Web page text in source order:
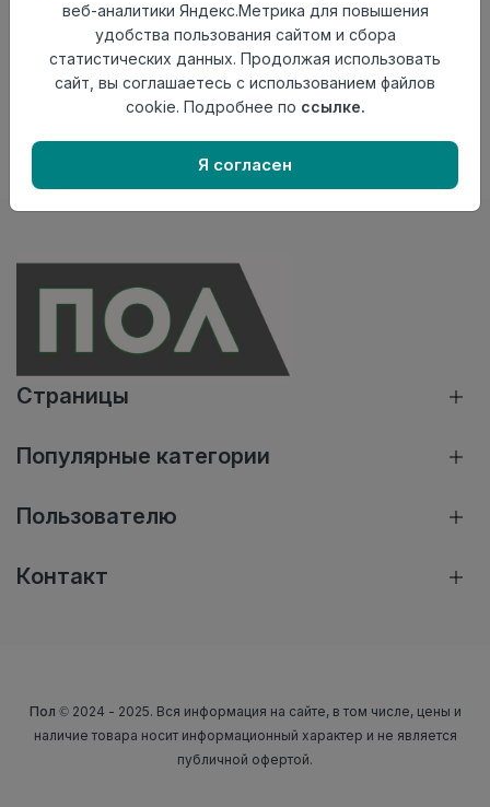
Осталось369 шт
Добавить в корзину
Внимание! Внешний вид товара может отличаться от
представленного на настоящем сайте. Проверяйте
в момент приобретения товара.
Страницы
Популярные категории
Пользователю
Контакт
Пол © 2024 - 2025. Вся информация на сайте, в том числе, цены и
наличие товара носит информационный характер и не является
публичной офертой.
веб-аналитики Яндекс.Метрика для повышения
удобства пользования сайтом и сбора
статистических данных. Продолжая использовать
сайт, вы соглашаетесь с использованием файлов
cookie. Подробнее по ссылке.
Я согласен